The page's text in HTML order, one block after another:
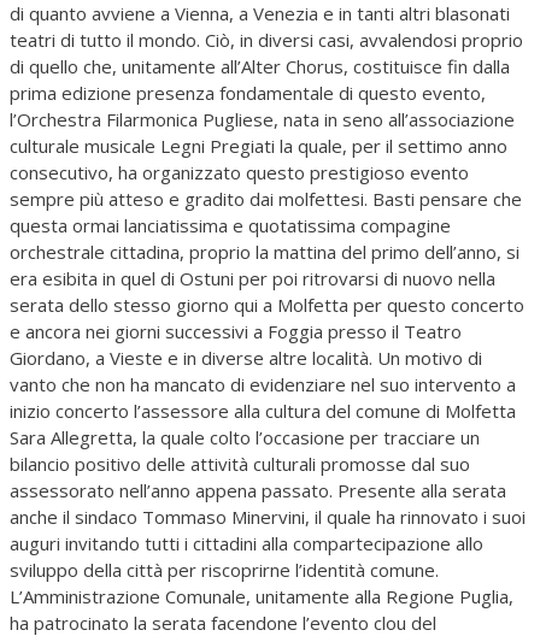
di quanto avviene a Vienna, a Venezia e in tanti altri blasonati
teatri di tutto il mondo. Ciò, in diversi casi, avvalendosi proprio
di quello che, unitamente all’Alter Chorus, costituisce fin dalla
prima edizione presenza fondamentale di questo evento,
l’Orchestra Filarmonica Pugliese, nata in seno all’associazione
culturale musicale Legni Pregiati la quale, per il settimo anno
consecutivo, ha organizzato questo prestigioso evento
sempre più atteso e gradito dai molfettesi. Basti pensare che
questa ormai lanciatissima e quotatissima compagine
orchestrale cittadina, proprio la mattina del primo dell’anno, si
era esibita in quel di Ostuni per poi ritrovarsi di nuovo nella
serata dello stesso giorno qui a Molfetta per questo concerto
e ancora nei giorni successivi a Foggia presso il Teatro
Giordano, a Vieste e in diverse altre località. Un motivo di
vanto che non ha mancato di evidenziare nel suo intervento a
inizio concerto l’assessore alla cultura del comune di Molfetta
Sara Allegretta, la quale colto l’occasione per tracciare un
bilancio positivo delle attività culturali promosse dal suo
assessorato nell’anno appena passato. Presente alla serata
anche il sindaco Tommaso Minervini, il quale ha rinnovato i suoi
auguri invitando tutti i cittadini alla compartecipazione allo
sviluppo della città per riscoprirne l’identità comune.
L’Amministrazione Comunale, unitamente alla Regione Puglia,
ha patrocinato la serata facendone l’evento clou del